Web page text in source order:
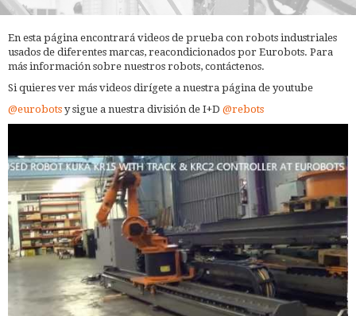
En esta página encontrará videos de prueba con robots industriales
usados de diferentes marcas, reacondicionados por Eurobots. Para
más información sobre nuestros robots, contáctenos.
Si quieres ver más videos dirígete a nuestra página de youtube
@eurobots y sigue a nuestra división de I+D @rebots